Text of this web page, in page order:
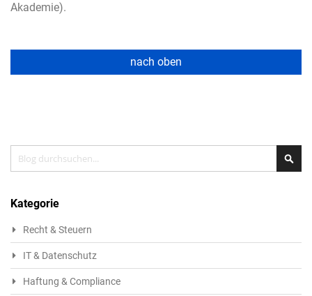
Akademie).
nach oben
Kategorie
Recht & Steuern
IT & Datenschutz
Haftung & Compliance